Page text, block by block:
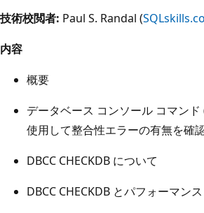
技術校閲者: Paul S. Randal (
内容
概要
データベース コンソール コマンド
使用して整合性エラーの有無を確
DBCC CHECKDB について
DBCC CHECKDB とパフォーマンス